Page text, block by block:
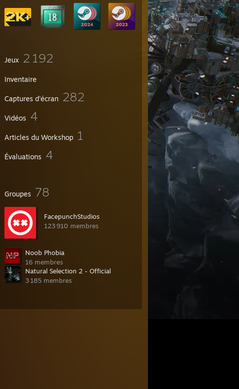
Jeux 2 192
Inventaire
Captures d'écran 282
Vidéos 4
Articles du Workshop 1
Évaluations 4
Groupes 78
FacepunchStudios
123 910 membres
Noob Phobia
16 membres
Natural Selection 2 - Official
3 185 membres